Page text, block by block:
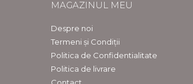
MAGAZINUL MEU
Despre noi
Termeni și Condiții
Politica de Confidentialitate
Politica de livrare
Contact